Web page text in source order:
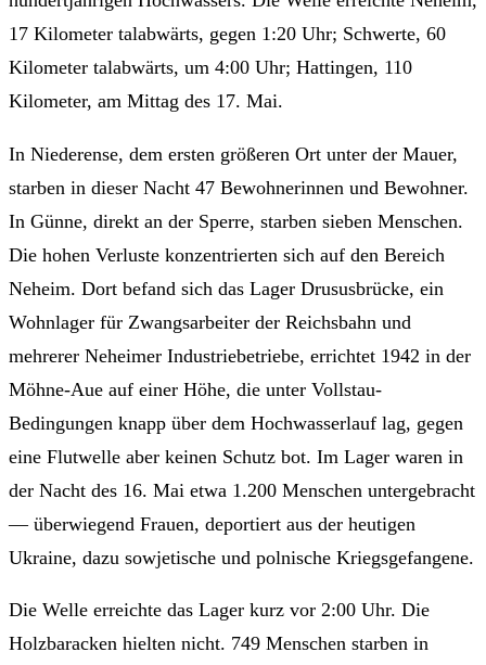
17 Kilometer talabwärts, gegen 1:20 Uhr; Schwerte, 60
Kilometer talabwärts, um 4:00 Uhr; Hattingen, 110
Kilometer, am Mittag des 17. Mai.
In Niederense, dem ersten größeren Ort unter der Mauer,
starben in dieser Nacht 47 Bewohnerinnen und Bewohner.
In Günne, direkt an der Sperre, starben sieben Menschen.
Die hohen Verluste konzentrierten sich auf den Bereich
Neheim. Dort befand sich das Lager Drususbrücke, ein
Wohnlager für Zwangsarbeiter der Reichsbahn und
mehrerer Neheimer Industriebetriebe, errichtet 1942 in der
Möhne-Aue auf einer Höhe, die unter Vollstau-
Bedingungen knapp über dem Hochwasserlauf lag, gegen
eine Flutwelle aber keinen Schutz bot. Im Lager waren in
der Nacht des 16. Mai etwa 1.200 Menschen untergebracht
— überwiegend Frauen, deportiert aus der heutigen
Ukraine, dazu sowjetische und polnische Kriegsgefangene.
Die Welle erreichte das Lager kurz vor 2:00 Uhr. Die
Holzbaracken hielten nicht. 749 Menschen starben in